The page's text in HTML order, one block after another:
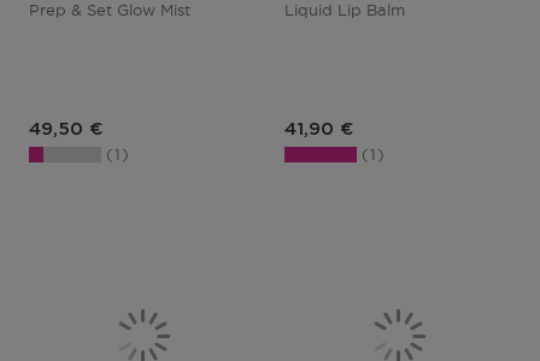
Prep & Set Glow Mist
Prix du produit
49,50 €
1
Liquid Lip Balm
Prix du produit
41,90 €
1